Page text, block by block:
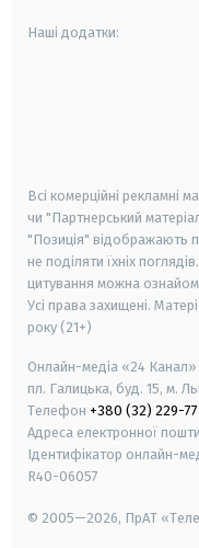
Наші додатки:
Всі комерційні рекламні
чи "Партнерський
"Позиція" відображають
не поділяти їхніх
цитування можна
Усі права захищені.
року (21+)
Онлайн-медіа «24 Канал»
пл. Галицька, буд. 15, м.
Телефон +380 (32) 229-
Адреса електронної
Ідентифікатор онлайн-
R40-06057
© 2005—2026, ПрАТ